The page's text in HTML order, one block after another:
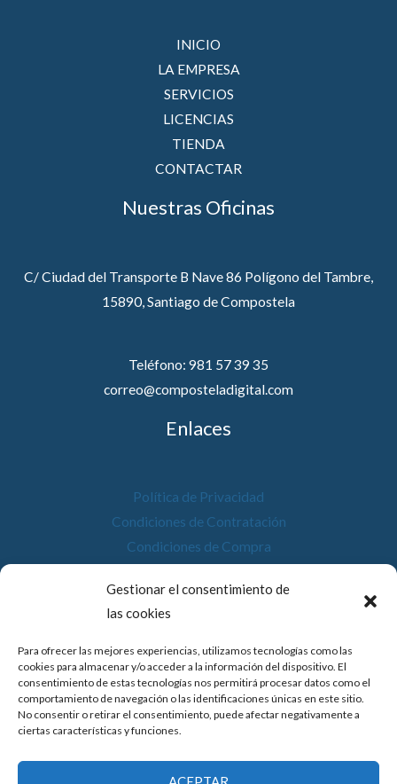
Gestionar el consentimiento de
las cookies
Para ofrecer las mejores experiencias, utilizamos tecnologías como las
cookies para almacenar y/o acceder a la información del dispositivo. El
consentimiento de estas tecnologías nos permitirá procesar datos como el
comportamiento de navegación o las identificaciones únicas en este sitio.
No consentir o retirar el consentimiento, puede afectar negativamente a
ciertas características y funciones.
INICIO
LA EMPRESA
SERVICIOS
LICENCIAS
TIENDA
CONTACTAR
Nuestras Oficinas
C/ Ciudad del Transporte B Nave 86 Polígono del Tambre,
15890, Santiago de Compostela
Teléfono: 981 57 39 35
correo@composteladigital.com
Enlaces
Política de Privacidad
Condiciones de Contratación
Condiciones de Compra
Política de Cookies
Accesibilidad
© 2026 Compostela Digital
Financiado por la Unión Europea con el programa de Kit